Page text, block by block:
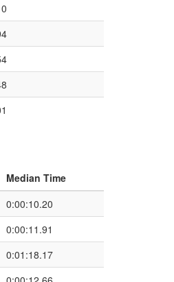
Median Time
0:00:10.20
0:00:11.91
0:01:18.17